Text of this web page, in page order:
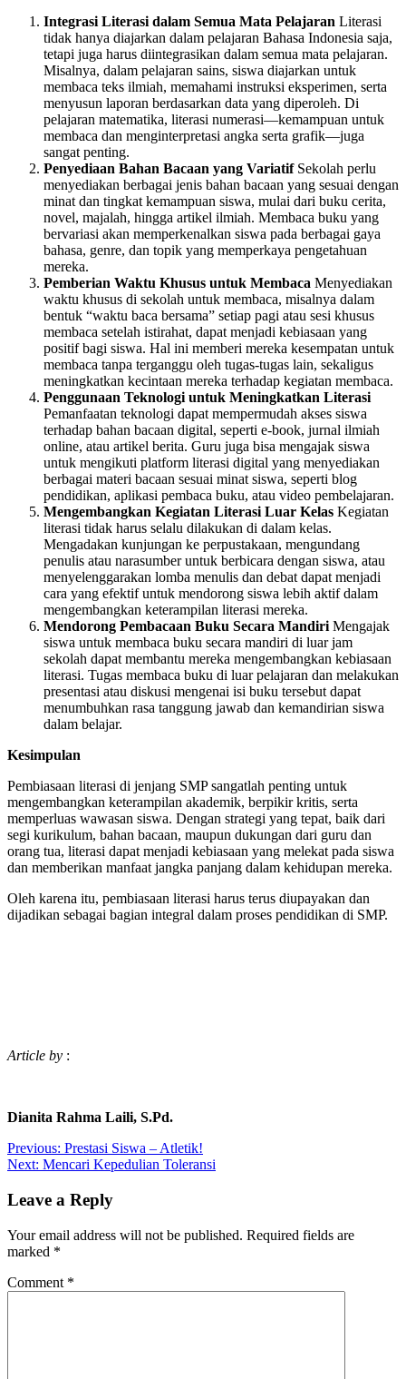
Integrasi Literasi dalam Semua Mata Pelajaran Literasi
tidak hanya diajarkan dalam pelajaran Bahasa Indonesia saja,
tetapi juga harus diintegrasikan dalam semua mata pelajaran.
Misalnya, dalam pelajaran sains, siswa diajarkan untuk
membaca teks ilmiah, memahami instruksi eksperimen, serta
menyusun laporan berdasarkan data yang diperoleh. Di
pelajaran matematika, literasi numerasi—kemampuan untuk
membaca dan menginterpretasi angka serta grafik—juga
sangat penting.
Penyediaan Bahan Bacaan yang VariatifSekolah perlu
menyediakan berbagai jenis bahan bacaan yang sesuai dengan
minat dan tingkat kemampuan siswa, mulai dari buku cerita,
novel, majalah, hingga artikel ilmiah. Membaca buku yang
bervariasi akan memperkenalkan siswa pada berbagai gaya
bahasa, genre, dan topik yang memperkaya pengetahuan
mereka.
Pemberian Waktu Khusus untuk Membaca Menyediakan
waktu khusus di sekolah untuk membaca, misalnya dalam
bentuk “waktu baca bersama” setiap pagi atau sesi khusus
membaca setelah istirahat, dapat menjadi kebiasaan yang
positif bagi siswa. Hal ini memberi mereka kesempatan untuk
membaca tanpa terganggu oleh tugas-tugas lain, sekaligus
meningkatkan kecintaan mereka terhadap kegiatan membaca.
Penggunaan Teknologi untuk Meningkatkan Literasi
Pemanfaatan teknologi dapat mempermudah akses siswa
terhadap bahan bacaan digital, seperti e-book, jurnal ilmiah
online, atau artikel berita. Guru juga bisa mengajak siswa
untuk mengikuti platform literasi digital yang menyediakan
berbagai materi bacaan sesuai minat siswa, seperti blog
pendidikan, aplikasi pembaca buku, atau video pembelajaran.
Mengembangkan Kegiatan Literasi Luar Kelas Kegiatan
literasi tidak harus selalu dilakukan di dalam kelas.
Mengadakan kunjungan ke perpustakaan, mengundang
penulis atau narasumber untuk berbicara dengan siswa, atau
menyelenggarakan lomba menulis dan debat dapat menjadi
cara yang efektif untuk mendorong siswa lebih aktif dalam
mengembangkan keterampilan literasi mereka.
Mendorong Pembacaan Buku Secara MandiriMengajak
siswa untuk membaca buku secara mandiri di luar jam
sekolah dapat membantu mereka mengembangkan kebiasaan
literasi. Tugas membaca buku di luar pelajaran dan melakukan
presentasi atau diskusi mengenai isi buku tersebut dapat
menumbuhkan rasa tanggung jawab dan kemandirian siswa
dalam belajar.
Kesimpulan
Pembiasaan literasi di jenjang SMP sangatlah penting untuk
mengembangkan keterampilan akademik, berpikir kritis, serta
memperluas wawasan siswa. Dengan strategi yang tepat, baik dari
segi kurikulum, bahan bacaan, maupun dukungan dari guru dan
orang tua, literasi dapat menjadi kebiasaan yang melekat pada siswa
dan memberikan manfaat jangka panjang dalam kehidupan mereka.
Oleh karena itu, pembiasaan literasi harus terus diupayakan dan
dijadikan sebagai bagian integral dalam proses pendidikan di SMP.
Article by :
Dianita Rahma Laili, S.Pd.
Post
navigation
Previous: Prestasi Siswa – Atletik!
Next: Mencari Kepedulian Toleransi
Leave a Reply
Your email address will not be published. Required fields are
marked *
Comment *